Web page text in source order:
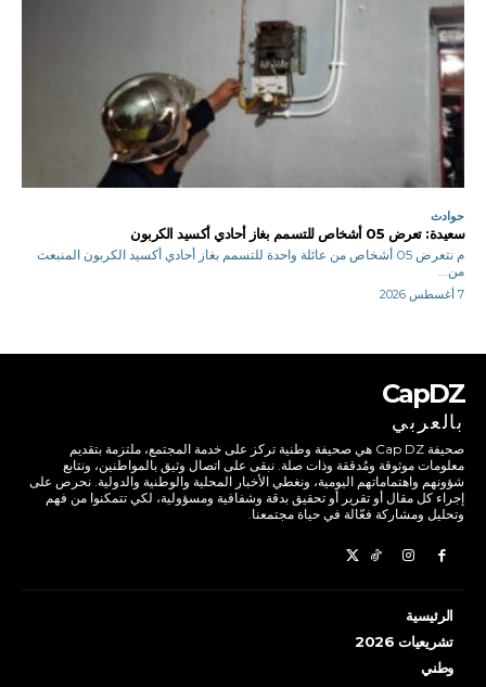
حوادث
سعيدة: تعرض 05 أشخاص للتسمم بغاز أحادي أكسيد الكربون
م نتعرض 05 أشخاص من عائلة واحدة للتسمم بغاز أحادي أكسيد الكربون المنبعث
من...
7 أغسطس 2026
CapDZ
بالعربي
صحيفة Cap DZ هي صحيفة وطنية تركز على خدمة المجتمع، ملتزمة بتقديم
معلومات موثوقة ومُدققة وذات صلة. نبقى على اتصال وثيق بالمواطنين، ونتابع
شؤونهم واهتماماتهم اليومية، ونغطي الأخبار المحلية والوطنية والدولية. نحرص على
إجراء كل مقال أو تقرير أو تحقيق بدقة وشفافية ومسؤولية، لكي تتمكنوا من فهم
وتحليل ومشاركة فعّالة في حياة مجتمعنا.
الرئيسية
تشريعيات 2026
وطني